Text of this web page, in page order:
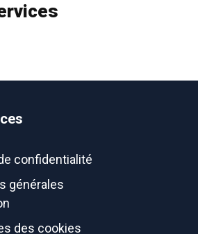
confidentialité
générales
des cookies